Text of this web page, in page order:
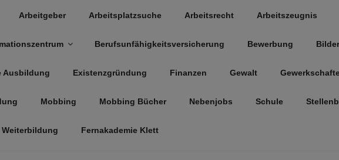
Arbeitgeber Arbeitsplatzsuche Arbeitsrecht Arbeitszeugnis
Berufsunfähigkeitsversicherung Bewerbung Bilder
Ausbildung Existenzgründung Finanzen Gewalt
Mobbing Mobbing Bücher Nebenjobs Schule
Weiterbildung Fernakademie Klett